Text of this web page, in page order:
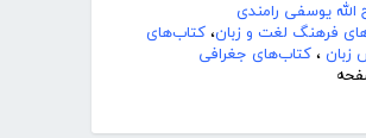
الله یوسفی رامندی
فرهنگ لغت و زبان، کتاب‌های
زبان ، کتاب‌های جغرافی